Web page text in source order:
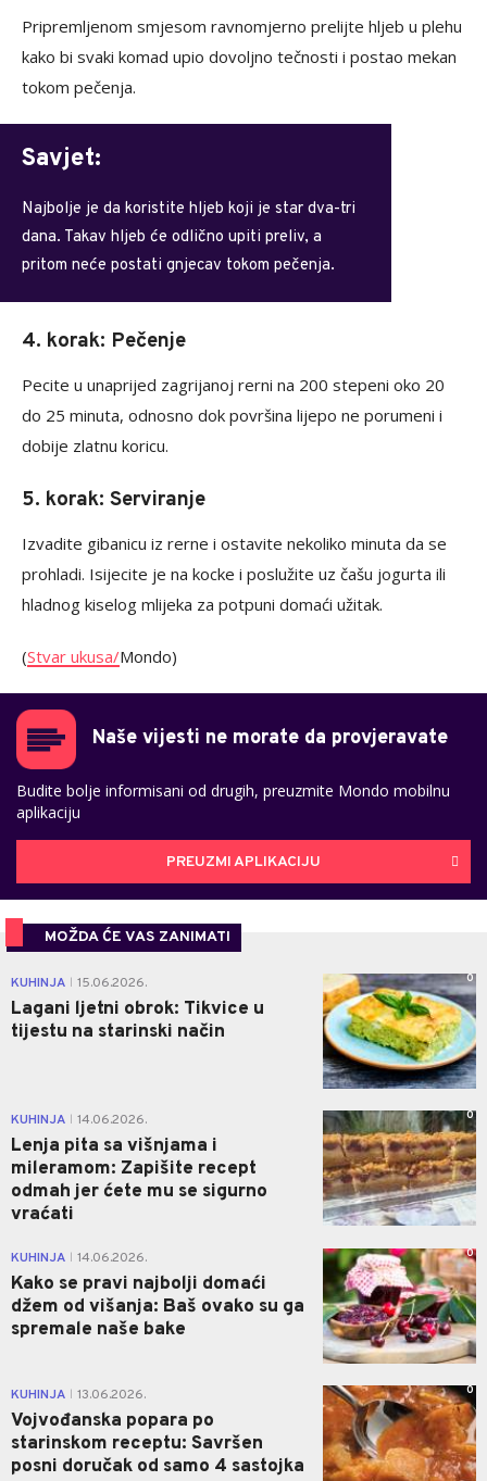
Pripremljenom smjesom ravnomjerno prelijte hljeb u plehu
kako bi svaki komad upio dovoljno tečnosti i postao mekan
tokom pečenja.
Savjet:
Najbolje je da koristite hljeb koji je star dva-tri
dana. Takav hljeb će odlično upiti preliv, a
pritom neće postati gnjecav tokom pečenja.
4. korak: Pečenje
Pecite u unaprijed zagrijanoj rerni na 200 stepeni oko 20
do 25 minuta, odnosno dok površina lijepo ne porumeni i
dobije zlatnu koricu.
5. korak: Serviranje
Izvadite gibanicu iz rerne i ostavite nekoliko minuta da se
prohladi. Isijecite je na kocke i poslužite uz čašu jogurta ili
hladnog kiselog mlijeka za potpuni domaći užitak.
(Stvar ukusa/Mondo)
Naše vijesti ne morate da provjeravate
Budite bolje informisani od drugih, preuzmite Mondo mobilnu
aplikaciju
PREUZMI APLIKACIJU
MOŽDA ĆE VAS ZANIMATI
KUHINJA 15.06.2026.
Lagani ljetni obrok: Tikvice u
tijestu na starinski način
0
KUHINJA 14.06.2026.
Lenja pita sa višnjama i
mileramom: Zapišite recept
odmah jer ćete mu se sigurno
vraćati
0
KUHINJA 14.06.2026.
Kako se pravi najbolji domaći
džem od višanja: Baš ovako su ga
spremale naše bake
0
KUHINJA 13.06.2026.
Vojvođanska popara po
starinskom receptu: Savršen
posni doručak od samo 4 sastojka
0